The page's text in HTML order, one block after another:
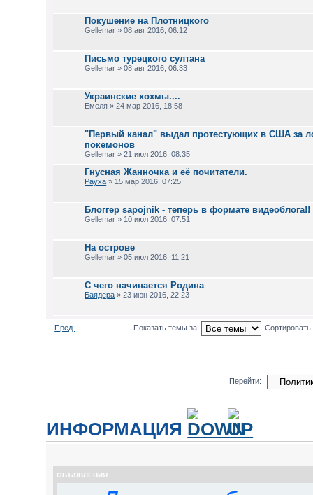
Покушение на Плотницкого
Gellemar » 08 авг 2016, 06:12
Письмо турецкого султана
Gellemar » 08 авг 2016, 06:33
Украинские хохмы....
Емеля » 24 мар 2016, 18:58
"Первый канал" выдал протестующих в США за
покемонов
Gellemar » 21 июл 2016, 08:35
Гнусная Жанночка и её почитатели.
Рауха » 15 мар 2016, 07:25
Блоггер sapojnik - теперь в формате видеоблога!!
Gellemar » 10 июл 2016, 07:51
На острове
Gellemar » 05 июл 2016, 11:21
С чего начинается Родина
Баядера » 23 июн 2016, 22:23
Пред. Показать темы за:
Перейти:
ИНФОРМАЦИЯ
Сейчас этот форум просматривают: нет зарегистрированных
ОБЪЯВЛЕНИЯ